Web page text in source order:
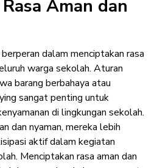
Aman dan
dalam menciptakan rasa
warga sekolah. Aturan
barang berbahaya atau
sangat penting untuk
di lingkungan sekolah.
dan nyaman, mereka lebih
aktif dalam kegiatan
Menciptakan rasa aman dan